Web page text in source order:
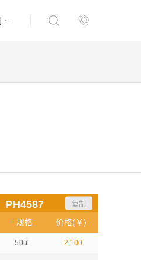
PH4587 复制
规格 价格(￥)
50μl 2,100